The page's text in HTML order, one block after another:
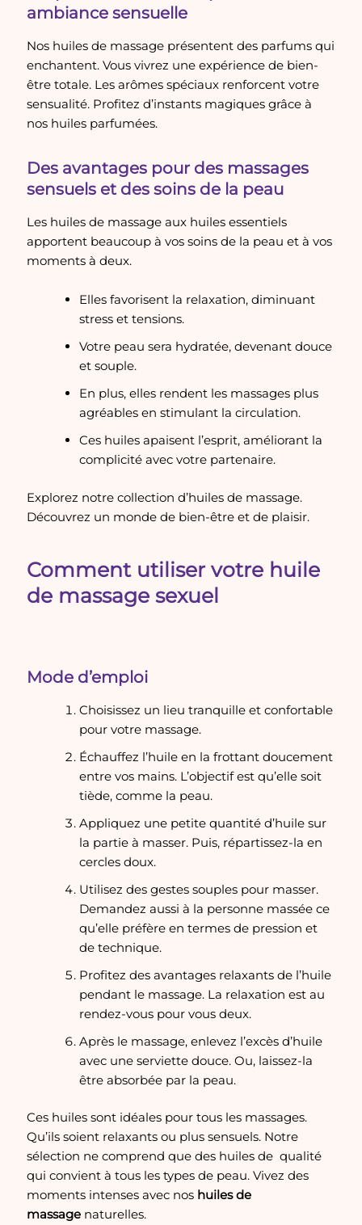
ambiance sensuelle
Nos huiles de massage présentent des parfums qui
enchantent. Vous vivrez une expérience de bien-
être totale. Les arômes spéciaux renforcent votre
sensualité. Profitez d’instants magiques grâce à
nos huiles parfumées.
Des avantages pour des massages
sensuels et des soins de la peau
Les huiles de massage aux huiles essentiels
apportent beaucoup à vos soins de la peau et à vos
moments à deux.
Elles favorisent la relaxation, diminuant
stress et tensions.
Votre peau sera hydratée, devenant douce
et souple.
En plus, elles rendent les massages plus
agréables en stimulant la circulation.
Ces huiles apaisent l’esprit, améliorant la
complicité avec votre partenaire.
Explorez notre collection d’huiles de massage.
Découvrez un monde de bien-être et de plaisir.
Comment utiliser votre huile
de massage sexuel
Mode d’emploi
Choisissez un lieu tranquille et confortable
pour votre massage.
Échauffez l’huile en la frottant doucement
entre vos mains. L’objectif est qu’elle soit
tiède, comme la peau.
Appliquez une petite quantité d’huile sur
la partie à masser. Puis, répartissez-la en
cercles doux.
Utilisez des gestes souples pour masser.
Demandez aussi à la personne massée ce
qu’elle préfère en termes de pression et
de technique.
Profitez des avantages relaxants de l’huile
pendant le massage. La relaxation est au
rendez-vous pour vous deux.
Après le massage, enlevez l’excès d’huile
avec une serviette douce. Ou, laissez-la
être absorbée par la peau.
Ces huiles sont idéales pour tous les massages.
Qu’ils soient relaxants ou plus sensuels. Notre
sélection ne comprend que des huiles de qualité
qui convient à tous les types de peau. Vivez des
moments intenses avec nos huiles de
massage naturelles.